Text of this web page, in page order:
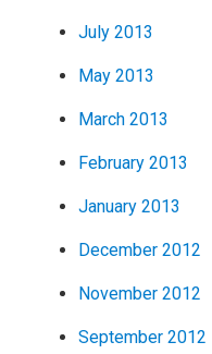
July 2013
May 2013
March 2013
February 2013
January 2013
December 2012
November 2012
September 2012